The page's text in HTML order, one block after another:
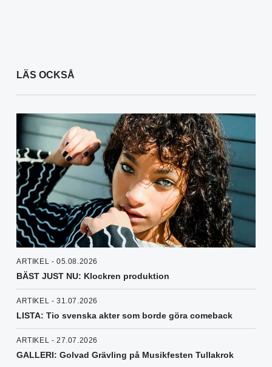
LÄS OCKSÅ
ARTIKEL - 05.08.2026
BÄST JUST NU: Klockren produktion
ARTIKEL - 31.07.2026
LISTA: Tio svenska akter som borde göra comeback
ARTIKEL - 27.07.2026
GALLERI: Golvad Grävling på Musikfesten Tullakrok